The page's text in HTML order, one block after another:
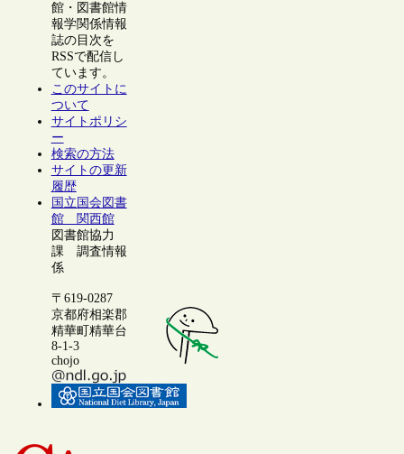
館・図書館情
報学関係情報
誌の目次を
RSSで配信し
ています。
このサイトに
ついて
サイトポリシ
ー
検索の方法
サイトの更新
履歴
国立国会図書
館 関西館
図書館協力
課 調査情報
係
〒619-0287
京都府相楽郡
精華町精華台
8-1-3
chojo